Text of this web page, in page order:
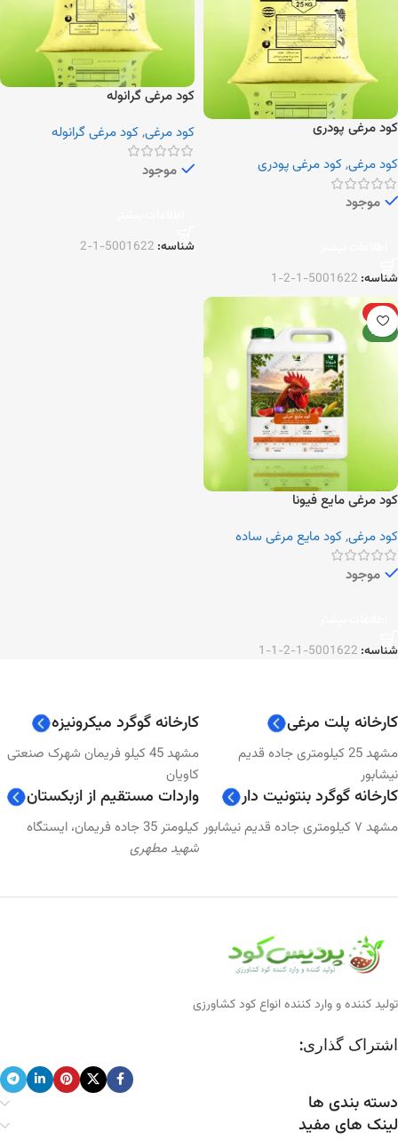
کود مرغی پودری
کود مرغی,کود مرغی پودری
موجود
شناسه: 5001622-1-2-1
کود مرغی گرانوله
کود مرغی,کود مرغی گرانوله
موجود
شناسه: 5001622-1-2
ویژه
جدید
کود مرغی مایع فیونا
کود مرغی,کود مایع مرغی ساده
موجود
شناسه: 5001622-1-2-1-1
کارخانه پلت مرغی
مشهد 25 کیلومتری جاده قدیم
نیشابور
کارخانه گوگرد میکرونیزه
مشهد 45 کیلو فریمان شهرک صنعتی
کاویان
کارخانه گوگرد بنتونیت دار
مشهد ۷ کیلومتری جاده قدیم نیشابور
واردات مستقیم از ازبکستان
کیلومتر 35 جاده فریمان، ایستگاه
شهید مطهری
تولید کننده و وارد کننده انواع کود کشاورزی
اشتراک گذاری:
دسته بندی ها
لینک های مفید